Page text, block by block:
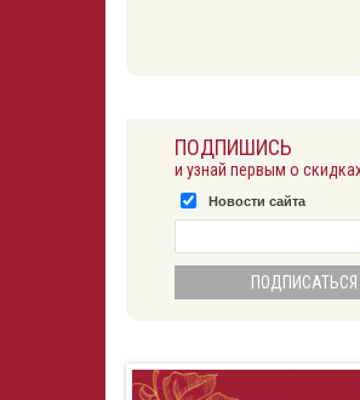
ПОДПИШИСЬ
и узнай первым о
Новости сайта